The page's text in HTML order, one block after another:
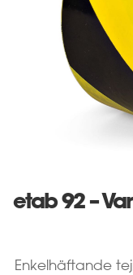
etab 92 –
Enkelhäftande